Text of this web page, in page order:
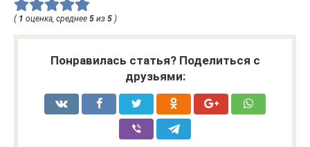
( 1 оценка, среднее 5 из 5 )
Понравилась статья? Поделиться с
друзьями: